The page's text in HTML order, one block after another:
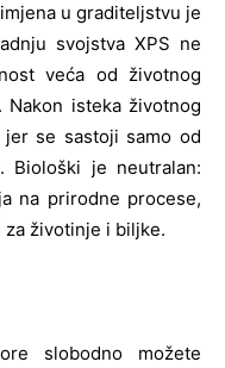
u graditeljstvu je
svojstva XPS ne
veća od životnog
isteka životnog
se sastoji samo od
Biološki je neutralan:
na prirodne procese,
životinje i biljke.
slobodno možete